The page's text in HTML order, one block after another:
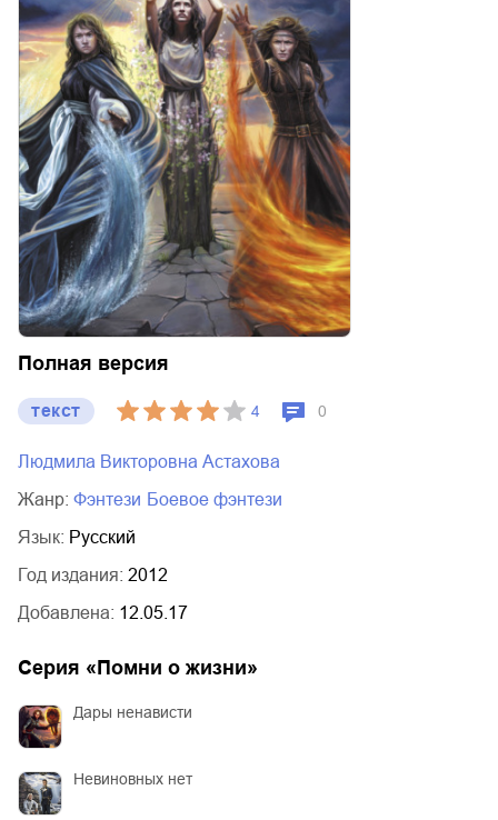
Полная версия
текст 4 0
Людмила Викторовна Астахова
Жанр:
фэнтези
боевое фэнтези
Язык: Русский
Год издания: 2012
Добавлена: 12.05.17
Серия « Помни о жизни»
Дары ненависти
Невиновных нет